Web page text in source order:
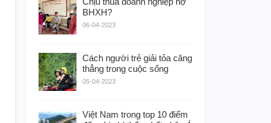
BHXH?
06-04-2023
Cách người trẻ giải tỏa căng
thẳng trong cuộc sống
05-04-2023
Việt Nam trong top 10 điểm